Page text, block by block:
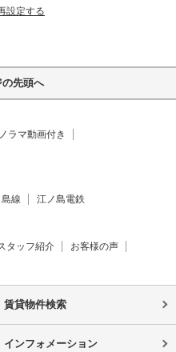
設定する
先頭へ
ラマ動画付き
線 江ノ島電鉄
タッフ紹介
お客様の声
賃貸物件検索
インフォメーション